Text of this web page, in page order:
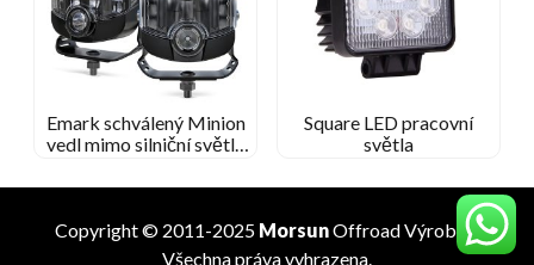
Emark schválený Minion
vedl mimo silniční světla
nákladní automobily
Square LED pracovní
světla
Copyright © 2011-2025 MorsunOffroadVýrobce.
Všechna práva vyhrazena.